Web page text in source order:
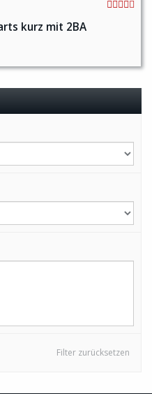
kurz mit 2BA
Filter zurücksetzen